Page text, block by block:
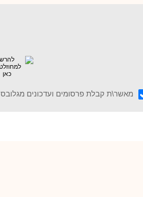
מאשר\ת קבלת פרסומים ועדכונים מגלובס